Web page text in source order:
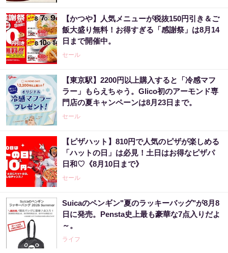
【かつや】人気メニューが税抜150円引き＆ご
飯大盛り無料！お得すぎる「感謝祭」は8月14
日まで開催中。
セール
【東京駅】2200円以上購入すると「冷感マフ
ラー」もらえちゃう。Glico初のアーモンド専
門店の夏キャンペーンは8月23日まで。
セール
【ピザハット】810円で人気のピザが楽しめる
「ハットの日」は必見！土日はお得なピザパ
日和♡《8月10日まで》
セール
Suicaのペンギン"夏のラッキーバッグ"が8月8
日に発売。Pensta史上最も豪華な7点入りだよ
～。
ライフ